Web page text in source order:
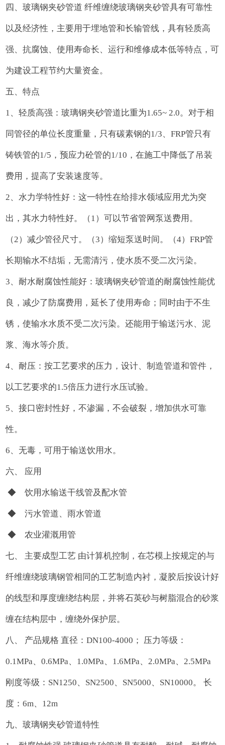
四、玻璃钢夹砂管道 纤维缠绕玻璃钢夹砂管具有可靠性
以及经济性，主要用于埋地管和长输管线，具有轻质高
强、抗腐蚀、使用寿命长、运行和维修成本低等特点，可
为建设工程节约大量资金。
五、特点
1、轻质高强：玻璃钢夹砂管道比重为1.65~ 2.0。对于相
同管径的单位长度重量，只有碳素钢的1/3、FRP管只有
铸铁管的1/5，预应力砼管的1/10，在施工中降低了吊装
费用，提高了安装速度等。
2、水力学特性好：这一特性在给排水领域应用尤为突
出，其水力特性好。（1）可以节省管网泵送费用。
（2）减少管径尺寸。（3）缩短泵送时间。（4）FRP管
长期输水不结垢，无需清污，使水质不受二次污染。
3、耐水耐腐蚀性能好：玻璃钢夹砂管道的耐腐蚀性能优
良，减少了防腐费用，延长了使用寿命；同时由于不生
锈，使输水水质不受二次污染。还能用于输送污水、泥
浆、海水等介质。
4、耐压：按工艺要求的压力，设计、制造管道和管件，
以工艺要求的1.5倍压力进行水压试验。
5、接口密封性好，不渗漏，不会破裂，增加供水可靠
性。
6、无毒，可用于输送饮用水。
六、 应用
◆ 饮用水输送干线管及配水管
◆ 污水管道、雨水管道
◆ 农业灌溉用管
七、 主要成型工艺 由计算机控制，在芯模上按规定的与
纤维缠绕玻璃钢管相同的工艺制造内衬，凝胶后按设计好
的线型和厚度缠绕结构层，并将石英砂与树脂混合的砂浆
缠在结构层中，缠绕外保护层。
八、 产品规格 直径：DN100-4000； 压力等级：
0.1MPa、0.6MPa、1.0MPa、1.6MPa、2.0MPa、2.5MPa
刚度等级：SN1250、SN2500、SN5000、SN10000。 长
度：6m、12m
九、玻璃钢夹砂管道特性